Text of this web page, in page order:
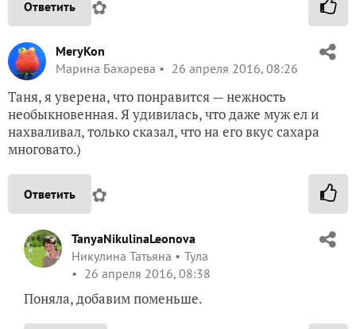
Ответить ✿
MeryKon
Марина Бахарева
26 апреля 2016, 08:26
Таня, я уверена, что понравится — нежность
необыкновенная. Я удивилась, что даже муж ел и
нахваливал, только сказал, что на его вкус сахара
многовато.)
Ответить ✿
TanyaNikulinaLeonova
Никулина Татьяна
Тула
26 апреля 2016, 08:38
Поняла, добавим поменьше.